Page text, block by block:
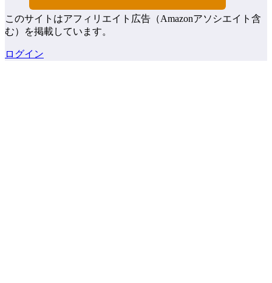
このサイトはアフィリエイト広告（Amazonアソシエイト含
む）を掲載しています。
ログイン